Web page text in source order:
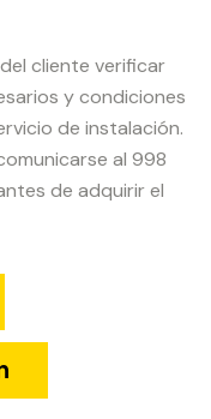
cliente verificar
y condiciones
de instalación.
al 998
de adquirir el